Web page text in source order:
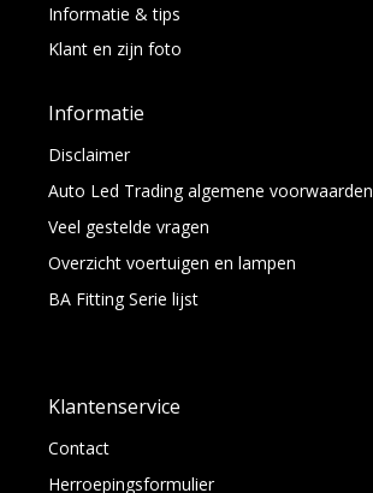
Informatie & tips
Klant en zijn foto
Informatie
Disclaimer
Auto Led Trading algemene voorwaarden
Veel gestelde vragen
Overzicht voertuigen en lampen
BA Fitting Serie lijst
Klantenservice
Contact
Herroepingsformulier